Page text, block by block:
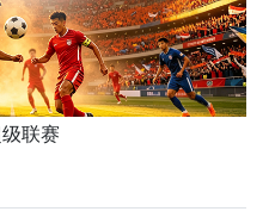
联赛